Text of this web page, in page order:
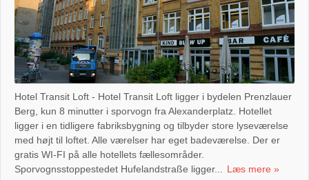
Hotel Transit Loft - Hotel Transit Loft ligger i bydelen Prenzlauer
Berg, kun 8 minutter i sporvogn fra Alexanderplatz. Hotellet
ligger i en tidligere fabriksbygning og tilbyder store lyseværelse
med højt til loftet. Alle værelser har eget badeværelse. Der er
gratis WI-FI på alle hotellets fællesområder.
Sporvognsstoppestedet Hufelandstraße ligger...
Læs mere